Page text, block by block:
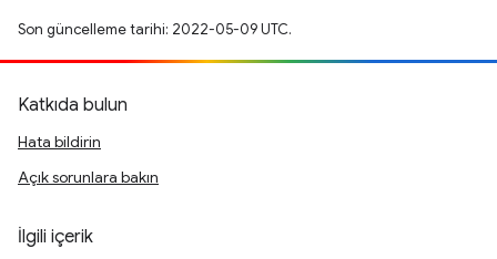
Son güncelleme tarihi: 2022-05-09 UTC.
Katkıda bulun
Hata bildirin
Açık sorunlara bakın
İlgili içerik